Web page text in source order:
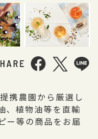
携農園から厳選し
、植物油等を直輸
ー等の商品をお届